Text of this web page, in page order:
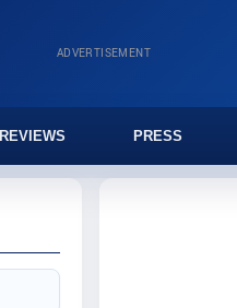
ADVERTISEMENT
REVIEWS PRESS